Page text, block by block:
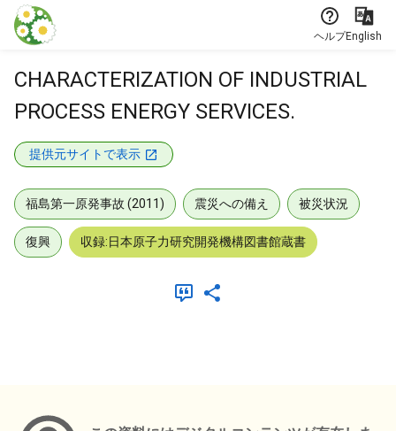
本文に飛ぶ
ヘルプEnglish
CHARACTERIZATION OF INDUSTRIAL
PROCESS ENERGY SERVICES.
提供元サイトで表示
福島第一原発事故 (2011) 震災への備え 被災状況
復興 収録:日本原子力研究開発機構図書館蔵書